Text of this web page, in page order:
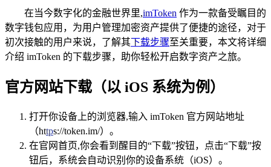
在当今数字化的金融世界里,imToken 作为一款备受瞩目的
数字钱包应用，为用户管理加密资产提供了便捷的途径，对于
初次接触的用户来说，了解其下载步骤至关重要，本文将详细
介绍 imToken 的下载步骤，助你轻松开启数字资产之旅。
官方网站下载（以 iOS 系统为例）
打开你设备上的浏览器,输入 imToken 官方网站地址
（https://token.im/）。
在官网首页,你会看到醒目的“下载”按钮，点击“下载”按
钮后，系统会自动识别你的设备系统（iOS）。